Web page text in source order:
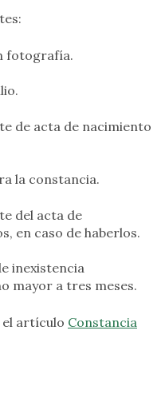
fotografía.
de acta de nacimiento
la constancia.
del acta de
en caso de haberlos.
inexistencia
mayor a tres meses.
el artículo Constancia